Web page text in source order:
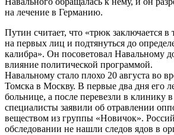
на лечение в Германию.
Путин считает, что «трюк заключается в
на первых лиц и подтянуться до
калибра». Он посоветовал Навальному
влияние политической программой.
Навальному стало плохо 20 августа во
Томска в Москву. В первые два дня его
больнице, а после перевезли в клинику
специалисты заявили об отравлении
веществом из группы «Новичок».
обследовании не нашли следов ядов в